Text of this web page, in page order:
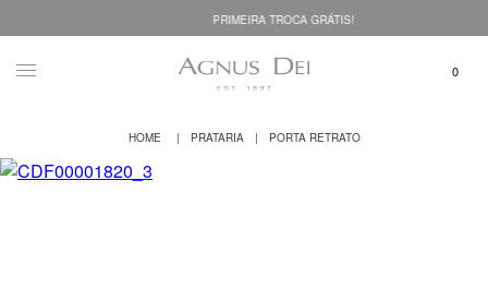
PRIMEIRA TROCA GRÁTIS!
PRATARIA PORTA RETRATO